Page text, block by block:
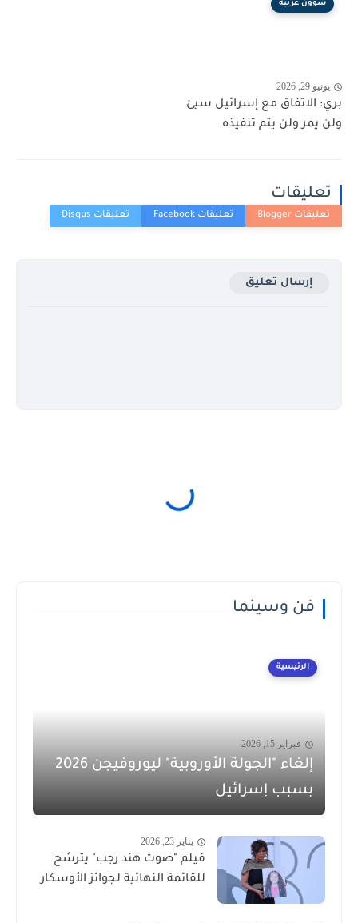
شؤون عربية
يونيو 29, 2026
بري: الاتفاق مع إسرائيل سيئ
ولن يمر ولن يتم تنفيذه
تعليقات
إرسال تعليق
فن وسينما
الرئيسية
فبراير 15, 2026
إلغاء "الجولة الأوروبية" ليوروفيجن 2026
بسبب إسرائيل
يناير 23, 2026
فيلم "صوت هند رجب" يترشح
للقائمة النهائية لجوائز الأوسكار